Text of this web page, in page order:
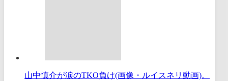
山中慎介が涙のTKO負け(画像・ルイスネリ動画)。